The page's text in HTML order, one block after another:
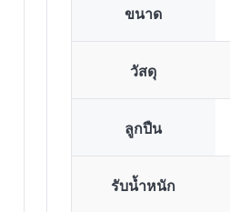
ขนาด
วัสดุ
ลูกปืน
รับน้ำหนัก